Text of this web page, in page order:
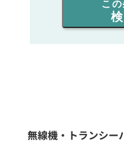
同時通話人数
フリーワード
こ
無線機・トランシー